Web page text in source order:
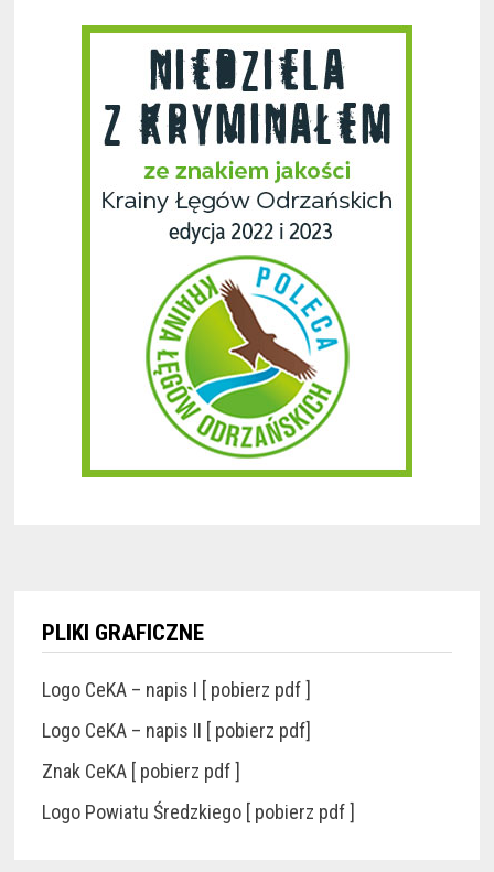
PLIKI GRAFICZNE
Logo CeKA – napis I [ pobierz pdf ]
Logo CeKA – napis II [ pobierz pdf]
Znak CeKA [ pobierz pdf ]
Logo Powiatu Średzkiego [ pobierz pdf ]